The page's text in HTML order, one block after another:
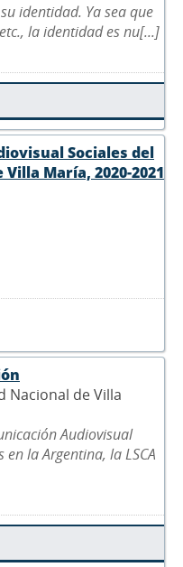
identidad. Ya sea que
la identidad es nu[...]
Sociales del
María, 2020-2021
Nacional de Villa
Audiovisual
la Argentina, la LSCA